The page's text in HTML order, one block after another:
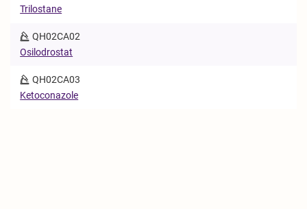
Trilostane
QH02CA02
Osilodrostat
QH02CA03
Ketoconazole